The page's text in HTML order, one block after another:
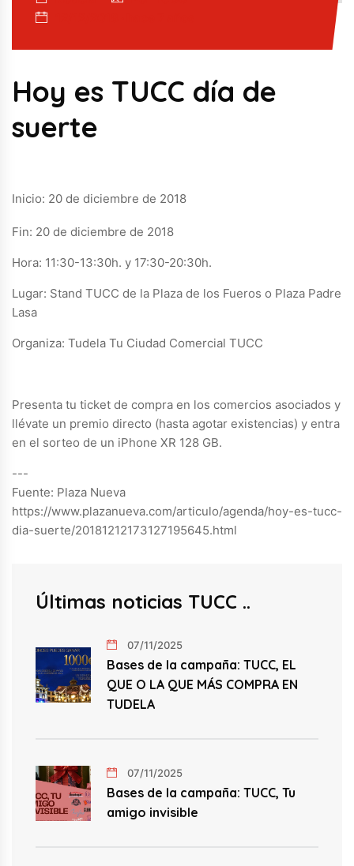
Hoy es TUCC día de
suerte
Inicio: 20 de diciembre de 2018
Fin: 20 de diciembre de 2018
Hora: 11:30-13:30h. y 17:30-20:30h.
Lugar: Stand TUCC de la Plaza de los Fueros o Plaza Padre
Lasa
Organiza: Tudela Tu Ciudad Comercial TUCC
Presenta tu ticket de compra en los comercios asociados y
llévate un premio directo (hasta agotar existencias) y entra
en el sorteo de un iPhone XR 128 GB.
---
Fuente: Plaza Nueva
https://www.plazanueva.com/articulo/agenda/hoy-es-tucc-
dia-suerte/20181212173127195645.html
Últimas noticias TUCC
07/11/2025
Bases de la campaña: TUCC, EL
QUE O LA QUE MÁS COMPRA EN
TUDELA
07/11/2025
Bases de la campaña: TUCC, Tu
amigo invisible